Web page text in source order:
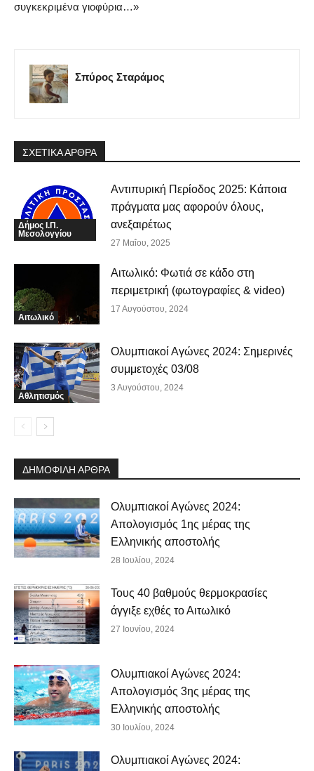
συγκεκριμένα γιοφύρια…»
Σπύρος Σταράμος
ΣΧΕΤΙΚΑ ΑΡΘΡΑ
Δήμος Ι.Π.
Μεσολογγίου
Αντιπυρική Περίοδος 2025: Κάποια
πράγματα μας αφορούν όλους,
ανεξαιρέτως
27 Μαΐου, 2025
Αιτωλικό
Αιτωλικό: Φωτιά σε κάδο στη
περιμετρική (φωτογραφίες & video)
17 Αυγούστου, 2024
Αθλητισμός
Ολυμπιακοί Αγώνες 2024: Σημερινές
συμμετοχές 03/08
3 Αυγούστου, 2024
ΔΗΜΟΦΙΛΗ ΑΡΘΡΑ
Ολυμπιακοί Αγώνες 2024:
Απολογισμός 1ης μέρας της
Ελληνικής αποστολής
28 Ιουλίου, 2024
Τους 40 βαθμούς θερμοκρασίες
άγγιξε εχθές το Αιτωλικό
27 Ιουνίου, 2024
Ολυμπιακοί Αγώνες 2024:
Απολογισμός 3ης μέρας της
Ελληνικής αποστολής
30 Ιουλίου, 2024
Ολυμπιακοί Αγώνες 2024: